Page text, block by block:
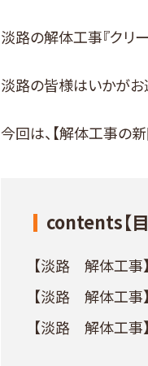
淡路の解体工事『クリ
淡路の皆様はいかがお
今回は、【解体工事の
contents【目
【淡路 解体工事
【淡路 解体工事
【淡路 解体工事